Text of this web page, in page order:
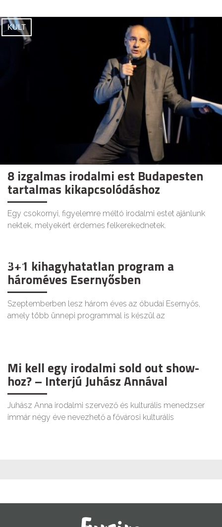
KULT
8 izgalmas irodalmi est Budapesten
tartalmas kikapcsolódáshoz
Egy csokornyi, figyelemre méltó irodalmi estet ajánlunk
nektek, melyekért érdemes felkerekednetek.
KULT
3+1 kihagyhatatlan program a
hároméves Esernyősben
Szeptemberben lesz három éves az óbudai Esernyős,
amely több ünnepi programmal is készül az
Mi kell egy irodalmi sold out show-
hoz? – Interjú Juhász Annával
Juhász Anna irodalmi szervező és kulturális menedzser
immár négy éve nevezhető a fővárosi kulturális